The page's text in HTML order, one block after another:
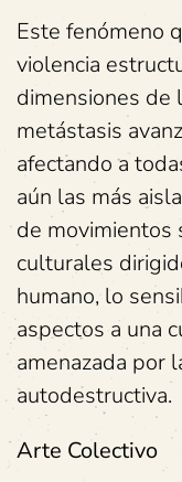
Este fenómeno
violencia
dimensiones de
metástasis
afectando a
aún las más
de movimientos
culturales
humano, lo
aspectos a una
amenazada por
autodestructiva.
Arte Colectivo